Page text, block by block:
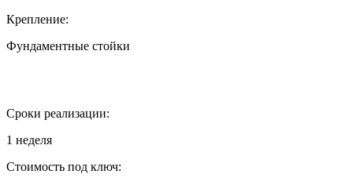
Крепление:
Фундаментные стойки
Сроки реализации:
1 неделя
Стоимость под ключ: